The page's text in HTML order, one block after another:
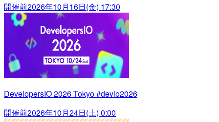
開催前2026年10月16日(金) 17:30
DevelopersIO 2026 Tokyo #devio2026
開催前2026年10月24日(土) 0:00